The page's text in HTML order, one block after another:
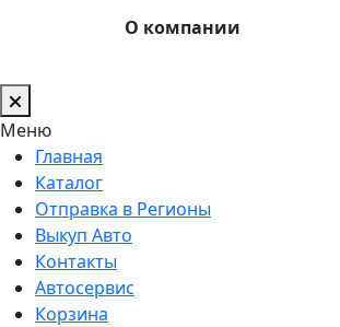
О компании
Меню
Главная
Каталог
Отправка в Регионы
Выкуп Авто
Контакты
Автосервис
Корзина